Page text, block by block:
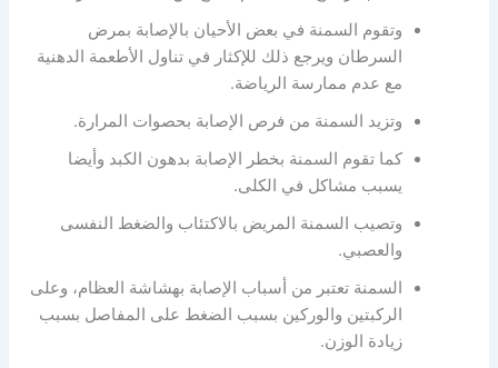
وتقوم السمنة في بعض الأحيان بالإصابة بمرض
السرطان ويرجع ذلك للإكثار في تناول الأطعمة الدهنية
مع عدم ممارسة الرياضة.
وتزيد السمنة من فرص الإصابة بحصوات المرارة.
كما تقوم السمنة بخطر الإصابة بدهون الكبد وأيضا
يسبب مشاكل في الكلى.
وتصيب السمنة المريض بالاكتئاب والضغط النفسى
والعصبي.
السمنة تعتبر من أسباب الإصابة بهشاشة العظام، وعلى
الركبتين والوركين بسبب الضغط على المفاصل بسبب
زيادة الوزن.